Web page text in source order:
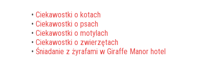
• Ciekawostki o kotach
• Ciekawostki o psach
• Ciekawostki o motylach
• Ciekawostki o zwierzętach
• Śniadanie z żyrafami w Giraffe Manor hotel